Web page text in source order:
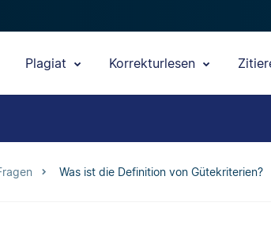
Plagiat Korrekturlesen
Was ist die Definition von Gütekriterien?